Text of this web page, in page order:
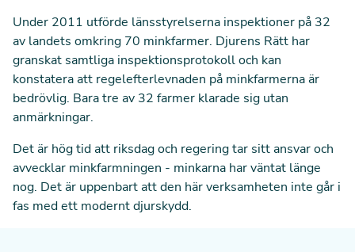
Under 2011 utförde länsstyrelserna inspektioner på 32
av landets omkring 70 minkfarmer. Djurens Rätt har
granskat samtliga inspektionsprotokoll och kan
konstatera att regelefterlevnaden på minkfarmerna är
bedrövlig. Bara tre av 32 farmer klarade sig utan
anmärkningar.
Det är hög tid att riksdag och regering tar sitt ansvar och
avvecklar minkfarmningen - minkarna har väntat länge
nog. Det är uppenbart att den här verksamheten inte går i
fas med ett modernt djurskydd.